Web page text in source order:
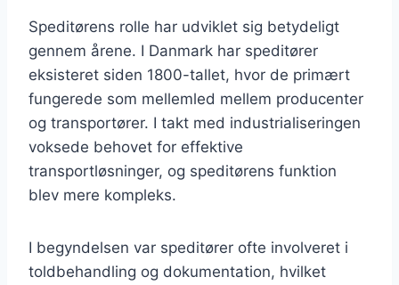
Speditørens rolle har udviklet sig betydeligt
gennem årene. I Danmark har speditører
eksisteret siden 1800-tallet, hvor de primært
fungerede som mellemled mellem producenter
og transportører. I takt med industrialiseringen
voksede behovet for effektive
transportløsninger, og speditørens funktion
blev mere kompleks.
I begyndelsen var speditører ofte involveret i
toldbehandling og dokumentation, hvilket